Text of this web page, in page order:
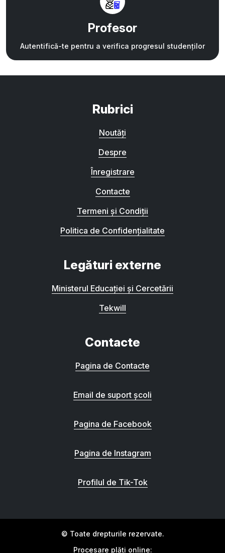
Profesor
Autentifică-te pentru a verifica progresul studenților
Rubrici
Noutăți
Despre
Înregistrare
Contacte
Termeni și Condiții
Politica de Confidențialitate
Legături externe
Ministerul Educației și Cercetării
Tekwill
Contacte
Pagina de Contacte
Email de suport școli
Pagina de Facebook
Pagina de Instagram
Profilul de Tik-Tok
© Toate drepturile rezervate.
Procesare plăți online: